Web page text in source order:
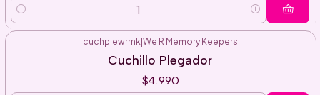
Cantidad
cuchplewrmk| We R Memory Keepers
Cuchillo Plegador
$4.990